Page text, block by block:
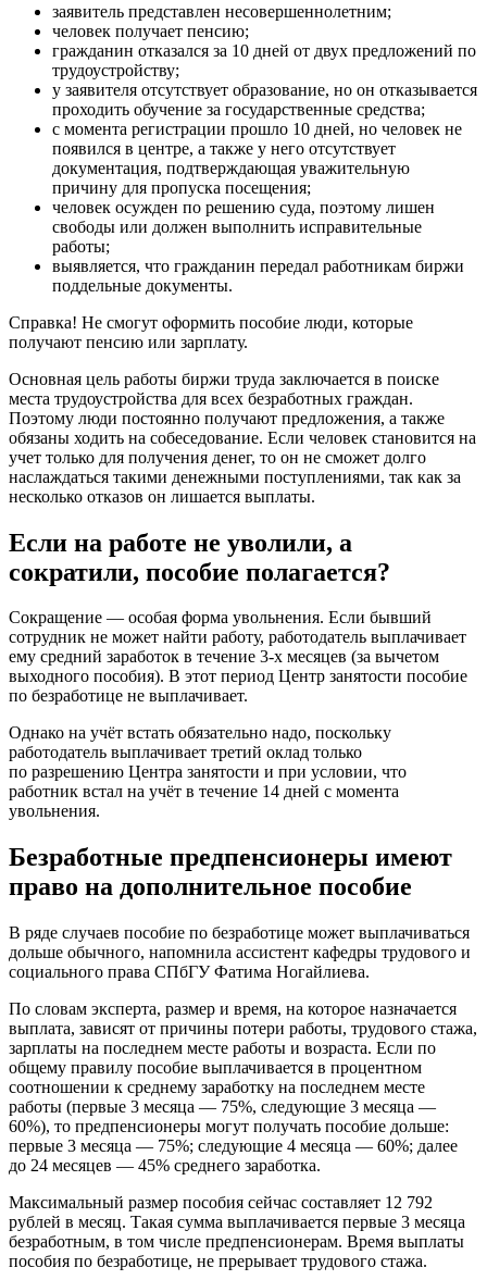
заявитель представлен несовершеннолетним;
человек получает пенсию;
гражданин отказался за 10 дней от двух предложений по
трудоустройству;
у заявителя отсутствует образование, но он отказывается
проходить обучение за государственные средства;
с момента регистрации прошло 10 дней, но человек не
появился в центре, а также у него отсутствует
документация, подтверждающая уважительную
причину для пропуска посещения;
человек осужден по решению суда, поэтому лишен
свободы или должен выполнить исправительные
работы;
выявляется, что гражданин передал работникам биржи
поддельные документы.
Справка! Не смогут оформить пособие люди, которые
получают пенсию или зарплату.
Основная цель работы биржи труда заключается в поиске
места трудоустройства для всех безработных граждан.
Поэтому люди постоянно получают предложения, а также
обязаны ходить на собеседование. Если человек становится на
учет только для получения денег, то он не сможет долго
наслаждаться такими денежными поступлениями, так как за
несколько отказов он лишается выплаты.
Если на работе не уволили, а
сократили, пособие полагается?
Сокращение — особая форма увольнения. Если бывший
сотрудник не может найти работу, работодатель выплачивает
ему средний заработок в течение 3-х месяцев (за вычетом
выходного пособия). В этот период Центр занятости пособие
по безработице не выплачивает.
Однако на учёт встать обязательно надо, поскольку
работодатель выплачивает третий оклад только
по разрешению Центра занятости и при условии, что
работник встал на учёт в течение 14 дней с момента
увольнения.
Безработные предпенсионеры имеют
право на дополнительное пособие
В ряде случаев пособие по безработице может выплачиваться
дольше обычного, напомнила ассистент кафедры трудового и
социального права СПбГУ Фатима Ногайлиева.
По словам эксперта, размер и время, на которое назначается
выплата, зависят от причины потери работы, трудового стажа,
зарплаты на последнем месте работы и возраста. Если по
общему правилу пособие выплачивается в процентном
соотношении к среднему заработку на последнем месте
работы (первые 3 месяца — 75%, следующие 3 месяца —
60%), то предпенсионеры могут получать пособие дольше:
первые 3 месяца — 75%; следующие 4 месяца — 60%; далее
до 24 месяцев — 45% среднего заработка.
Максимальный размер пособия сейчас составляет 12 792
рублей в месяц. Такая сумма выплачивается первые 3 месяца
безработным, в том числе предпенсионерам. Время выплаты
пособия по безработице, не прерывает трудового стажа.